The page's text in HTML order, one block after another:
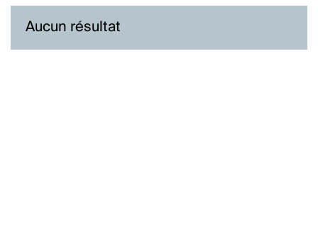
Aucun résultat